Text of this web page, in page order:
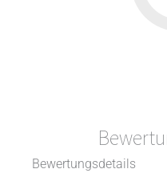
Bewertungsdetails